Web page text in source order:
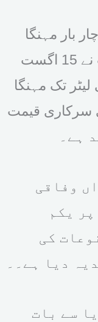
بار مہنگا
ہوچکا ، نگراں وفاقی حکومت نے 15 اگست
55 روپے فی لیٹر تک مہنگا
سرکاری قیمت
وفاقی
یکم
کی
دیا ہے۔۔
سے بات